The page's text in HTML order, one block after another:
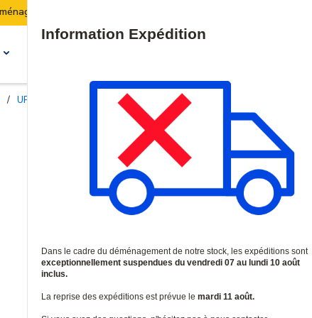
Les expéditions seront suspendues du 07 au 10 août
/ UPS